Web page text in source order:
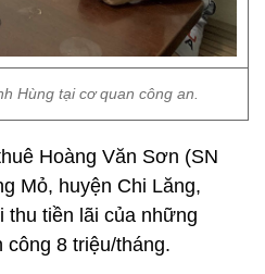
Hùng tại cơ quan công an.
Hoàng Văn Sơn (SN
Mỏ, huyện Chi Lăng,
thu tiền lãi của những
8 triệu/tháng.